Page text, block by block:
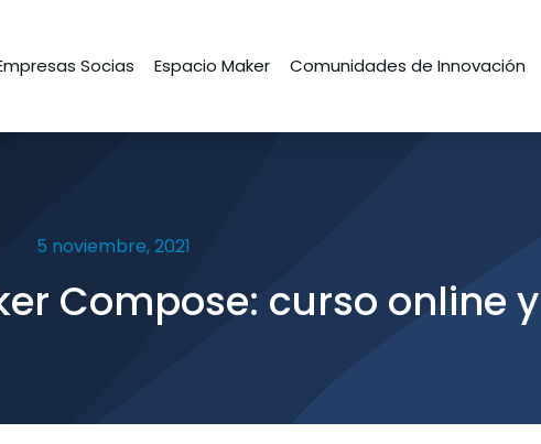
Socias Espacio Maker Comunidades de Innovación
5 noviembre, 2021
Compose: curso online